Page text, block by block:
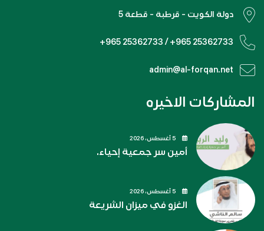
دولة الكويت - قرطبة - قطعة 5
+965 25362733 / +965 25362733
admin@al-forqan.net
المشاركات الاخيره
أمين سر جمعية إحياء.
الغزو في ميزان الشريعة